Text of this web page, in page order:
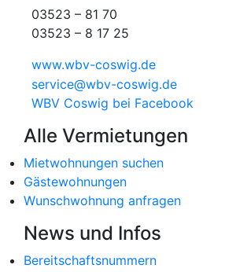
03523 – 81 70
03523 – 8 17 25
www.wbv-coswig.de
service@wbv-coswig.de
WBV Coswig bei Facebook
Alle Vermietungen
Mietwohnungen suchen
Gästewohnungen
Wunschwohnung anfragen
News und Infos
Bereitschaftsnummern